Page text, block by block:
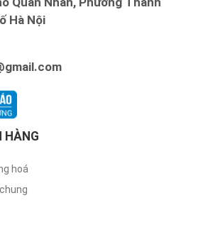
Hà Nội
HÀNG
hoá